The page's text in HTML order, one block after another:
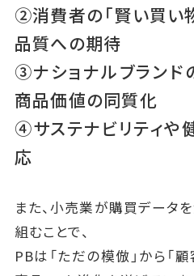
②消費者の「賢い買い
品質への期待
③ナショナルブランド
商品価値の同質化
④サステナビリティ
応
また、小売業が購買データ
組むことで、
PBは「ただの模倣」から「